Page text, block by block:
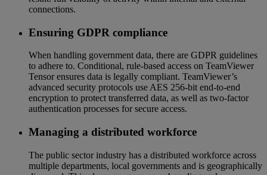
connections.
Ensuring GDPR compliance
When handling government data, there are GDPR guidelines
to adhere to. Conditional, rule-based access on TeamViewer
Tensor ensures data is legally compliant. TeamViewer’s
advanced security protocols use AES 256-bit end-to-end
encryption to protect transferred data, as well as two-factor
authentication processes for secure access.
Managing a distributed workforce
The public sector industry has a distributed workforce across
multiple departments, local governments and is geographically